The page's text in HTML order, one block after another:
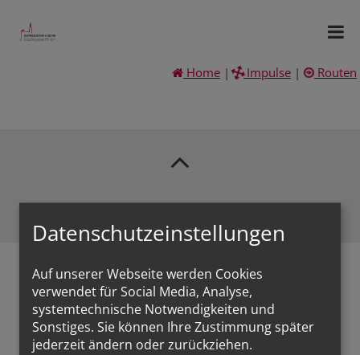
Home | Impulse | Routen
Datenschutzeinstellungen
Auf unserer Webseite werden Cookies
verwendet für Social Media, Analyse,
systemtechnische Notwendigkeiten und
Sonstiges. Sie können Ihre Zustimmung später
jederzeit ändern oder zurückziehen.